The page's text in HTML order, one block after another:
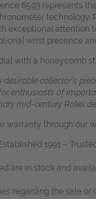
6593 represents
technology.
exceptional attention
wrist presence
with a honeycomb
desirable collector’s
enthusiasts of
mid-century Rolex
warranty through our
1991 –
are in stock and
regarding the sale or